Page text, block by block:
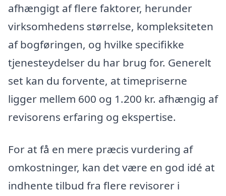
afhængigt af flere faktorer, herunder
virksomhedens størrelse, kompleksiteten
af bogføringen, og hvilke specifikke
tjenesteydelser du har brug for. Generelt
set kan du forvente, at timepriserne
ligger mellem 600 og 1.200 kr. afhængig af
revisorens erfaring og ekspertise.
For at få en mere præcis vurdering af
omkostninger, kan det være en god idé at
indhente tilbud fra flere revisorer i